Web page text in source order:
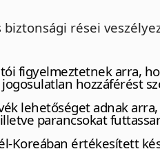
rései
figyelmeztetnek arra,
hozzáférést
lehetőséget adnak
parancsokat
Koreában értékesített